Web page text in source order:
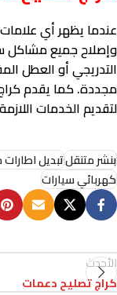
عندما يظهر أي
وإصلاح جميع مشاكل
التدريجي أو العطل
مجددة. كما يقدم كراج
لتقديم الخدمات
بنشر متنقلتبديل
كهربائي سيارات
الأحدث
كراج تصليح دعمات